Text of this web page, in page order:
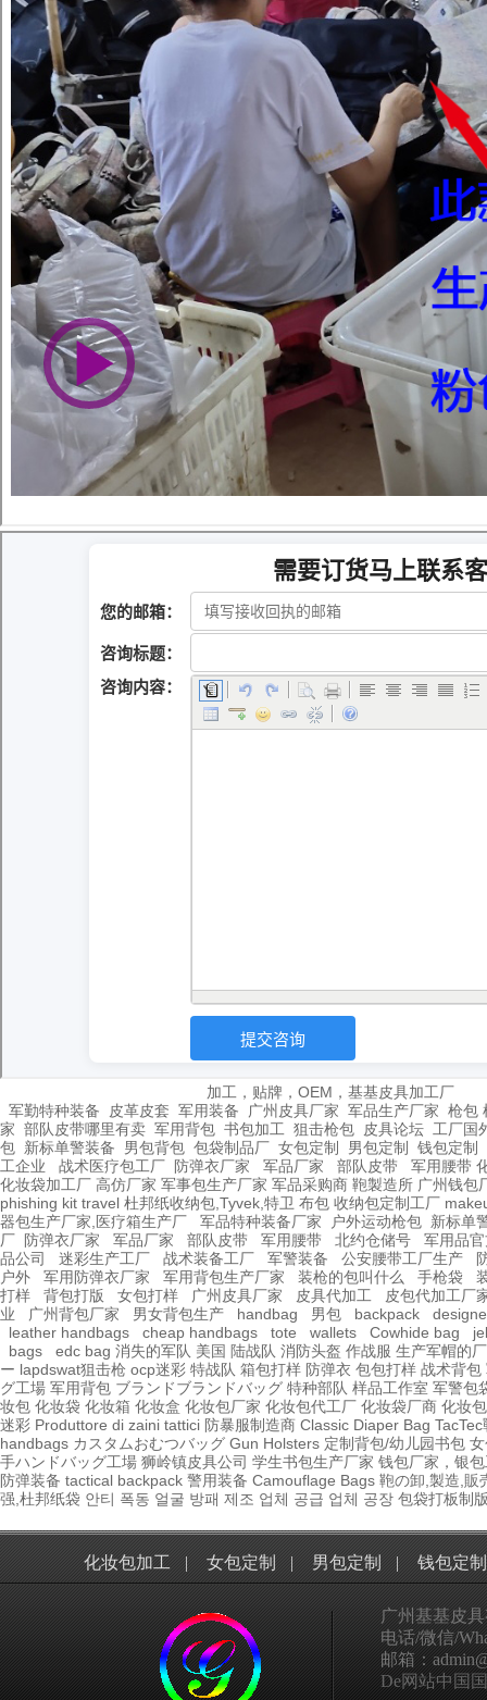
加工，贴牌，OEM，基基皮具加工厂
军勤特种装备
皮革皮套 军用装备 广州皮具厂家 军品生产厂家 枪包
家 部队皮带哪里有卖 军用背包 书包加工 狙击枪包 皮具论坛 工厂国
包 新标单警装备 男包背包 包袋制品厂 女包定制 男包定制
钱包定制
工企业
战术医疗包工厂 防弹衣厂家 军品厂家 部队皮带 军用腰带
化妆袋加工厂 高仿厂家 军事包生产厂家 军品采购商 鞄製造所 广州钱包
phishing kit travel 杜邦纸收纳包,Tyvek,特卫 布包 收纳包定制工厂
器包生产厂家,医疗箱生产厂
军品特种装备厂家 户外运动枪包 新标单
厂
防弹衣厂家 军品厂家 部队皮带 军用腰带 北约仓储号
军用品
品公司
迷彩生产工厂 战术装备工厂 军警装备 公安腰带工厂生产
户外
军用防弹衣厂家 军用背包生产厂家 装枪的包叫什么 手枪袋
打样
背包打版 女包打样 广州皮具厂家 皮具代加工
皮包代加工厂
业
广州背包厂家 男女背包生产 handbag 男包 backpack
leather handbags
cheap handbags tote wallets Cowhide bag
bags
edc bag 消失的军队 美国 陆战队 消防头盔 作战服 生产军帽的
ー lapdswat狙击枪 ocp迷彩 特战队 箱包打样 防弹衣 包包打样 战术背包
グ工場 军用背包 ブランドブランドバッグ 特种部队 样品工作室 军警包
妆包 化妆袋 化妆箱 化妆盒 化妆包厂家 化妆包代工厂 化妆袋厂商 化妆
迷彩 Produttore di zaini tattici 防暴服制造商 Classic Diaper Bag
handbags カスタムおむつバッグ Gun Holsters 定制背包/幼儿园书包
手ハンドバッグ工場 狮岭镇皮具公司 学生书包生产厂家 钱包厂家，银
防弹装备 tactical backpack 警用装备 Camouflage Bags 鞄の卸,製造,販
强,杜邦纸袋 안티 폭동 얼굴 방패 제조 업체 공급 업체 공장 包袋打板制
化妆包加工 | 女包定制 | 男包定制 | 钱包定制
广州基基皮
电话/微信/
邮箱：
De网站中国